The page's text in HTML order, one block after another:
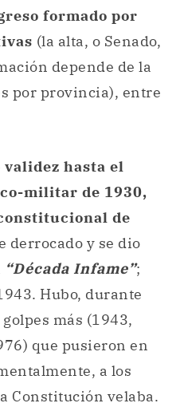
formado por
(la alta, o Senado,
depende de la
por provincia), entre
hasta el
militar de 1930,
de
derrocado y se dio
“Década Infame”;
Hubo, durante
más (1943,
que pusieron en
a los
Constitución velaba.